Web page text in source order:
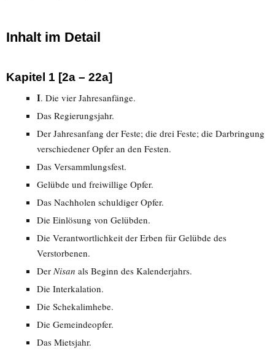
Inhalt im Detail
Kapitel 1 [2a – 22a]
I. Die vier Jahresanfänge.
Das Regierungsjahr.
Der Jahresanfang der Feste; die drei Feste; die Darbringung
verschiedener Opfer an den Festen.
Das Versammlungsfest.
Gelübde und freiwillige Opfer.
Das Nachholen schuldiger Opfer.
Die Einlösung von Gelübden.
Die Verantwortlichkeit der Erben für Gelübde des
Verstorbenen.
Der Nisan als Beginn des Kalenderjahrs.
Die Interkalation.
Die Schekalimhebe.
Die Gemeindeopfer.
Das Mietsjahr.